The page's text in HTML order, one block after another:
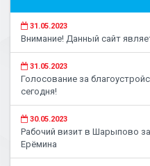
31.05.2023
Внимание! Данный сайт
31.05.2023
Голосование за
сегодня!
30.05.2023
Рабочий визит в Шарыпово
Ерёмина